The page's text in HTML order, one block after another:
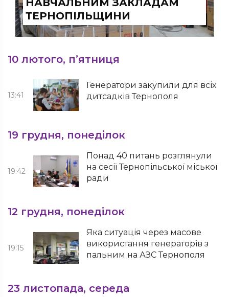
НАВЧАЛЬНИМ ЗАКЛАДАМ
ТЕРНОПІЛЬЩИНИ
10 лютого, п’ятниця
13:41
Генератори закупили для всіх
дитсадків Тернополя
19 грудня, понеділок
19:42
Понад 40 питань розглянули
на сесії Тернопільської міської
ради
12 грудня, понеділок
19:15
Яка ситуація через масове
використання генераторів з
пальним на АЗС Тернополя
23 листопада, середа